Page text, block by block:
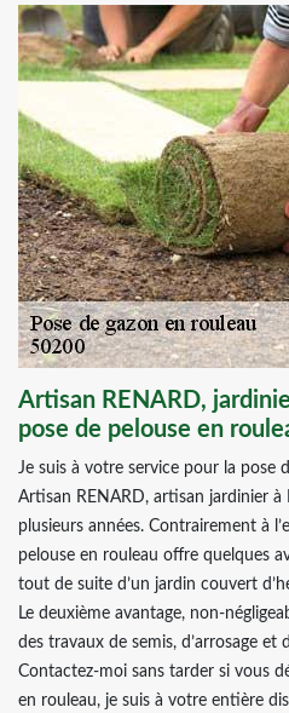
Artisan RENARD,
pose de pelouse en
Je suis à votre service pour la pose
Artisan RENARD, artisan jardinier à
plusieurs années. Contrairement à
pelouse en rouleau offre quelques
tout de suite d’un jardin couvert
Le deuxième avantage, non-
des travaux de semis, d’arrosage et
Contactez-moi sans tarder si vous
en rouleau, je suis à votre entière